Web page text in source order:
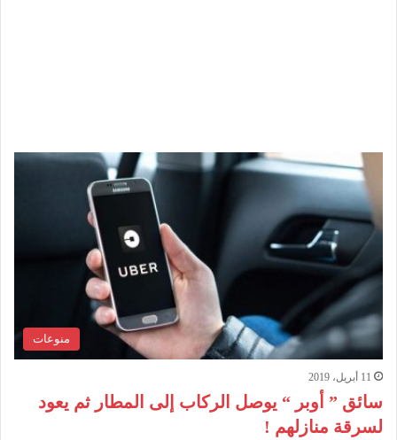
منوعات
11 أبريل، 2019
سائق ” أوبر “ يوصل الركاب إلى المطار ثم يعود
لسرقة منازلهم !